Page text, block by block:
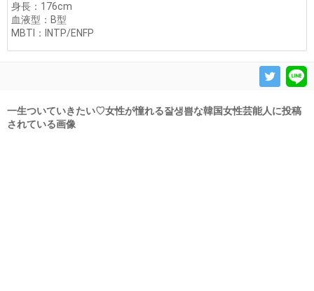
身長：176cm
血液型：B型
MBTI：INTP/ENFP
一生ついていきたい♡女性が憧れる잘생쁨な韓国女性芸能人に投稿
されている画像